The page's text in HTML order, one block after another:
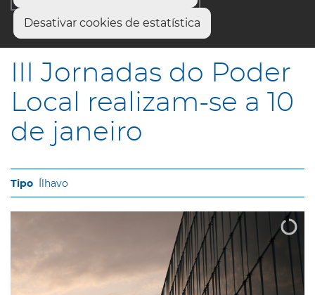
Desativar cookies de estatística
Início
III Jornadas do Poder Local realizam-se a 10 de janeiro
III Jornadas do Poder
Local realizam-se a 10
de janeiro
Ílhavo